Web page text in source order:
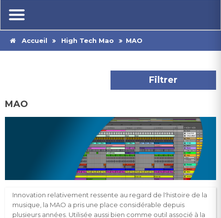
Accueil High Tech Mao MAO
Filtrer
MAO
Innovation relativement ressente au regard de l'histoire de la
musique, la MAO a pris une place considérable depuis
plusieurs années. Utilisée aussi bien comme outil associé à la